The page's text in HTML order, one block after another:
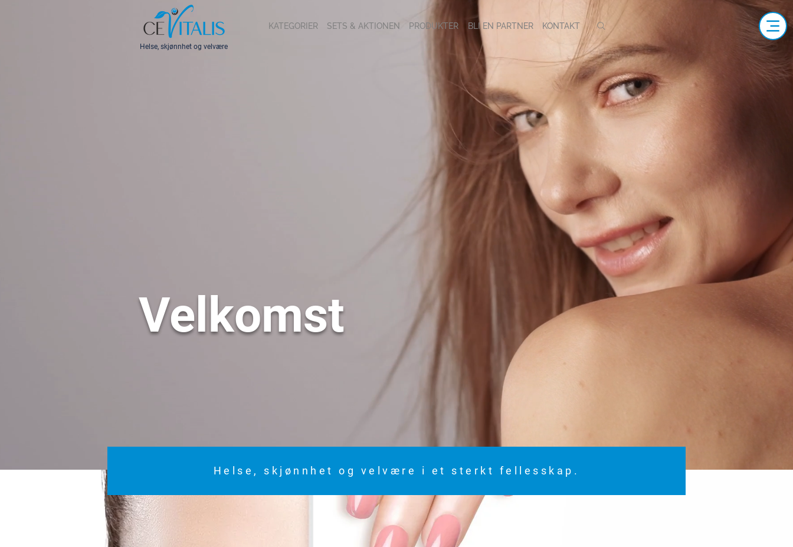
Helse, skjønnhet og velvære
KATEGORIER SETS & AKTIONEN PRODUKTER BLI EN PARTNER KONTAKT
Velkomst
Helse, skjønnhet og velvære i et sterkt fellesskap.